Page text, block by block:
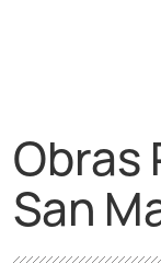
Obras
San